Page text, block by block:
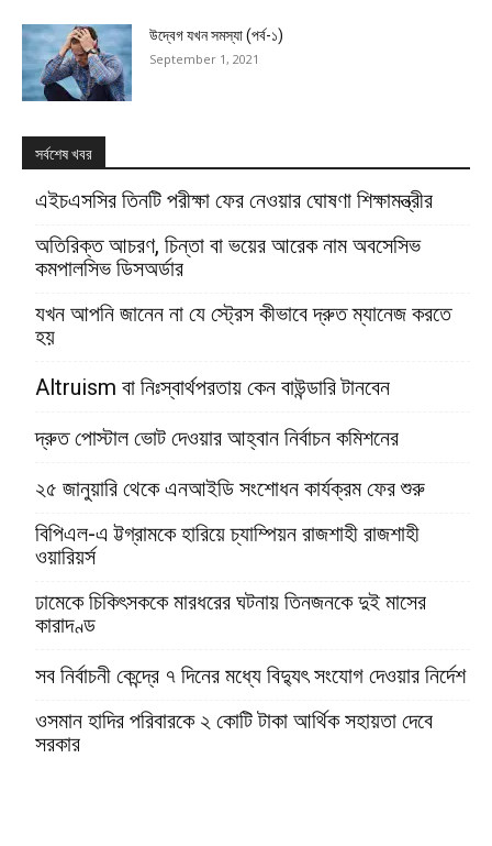
উদ্বেগ যখন সমস্যা (পর্ব-১)
September 1, 2021
সর্বশেষ খবর
এইচএসসির তিনটি পরীক্ষা ফের নেওয়ার ঘোষণা শিক্ষামন্ত্রীর
অতিরিক্ত আচরণ, চিন্তা বা ভয়ের আরেক নাম অবসেসিভ
কমপালসিভ ডিসঅর্ডার
যখন আপনি জানেন না যে স্ট্রেস কীভাবে দ্রুত ম্যানেজ করতে
হয়
Altruism বা নিঃস্বার্থপরতায় কেন বাউন্ডারি টানবেন
দ্রুত পোস্টাল ভোট দেওয়ার আহ্বান নির্বাচন কমিশনের
২৫ জানুয়ারি থেকে এনআইডি সংশোধন কার্যক্রম ফের শুরু
বিপিএল-এ ট্টগ্রামকে হারিয়ে চ্যাম্পিয়ন রাজশাহী রাজশাহী
ওয়ারিয়র্স
ঢামেকে চিকিৎসককে মারধরের ঘটনায় তিনজনকে দুই মাসের
কারাদণ্ড
সব নির্বাচনী কেন্দ্রে ৭ দিনের মধ্যে বিদ্যুৎ সংযোগ দেওয়ার নির্দেশ
ওসমান হাদির পরিবারকে ২ কোটি টাকা আর্থিক সহায়তা দেবে
সরকার